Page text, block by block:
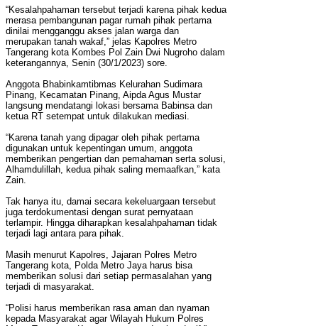
“Kesalahpahaman tersebut terjadi karena pihak kedua
merasa pembangunan pagar rumah pihak pertama
dinilai mengganggu akses jalan warga dan
merupakan tanah wakaf,” jelas Kapolres Metro
Tangerang kota Kombes Pol Zain Dwi Nugroho dalam
keterangannya, Senin (30/1/2023) sore.
Anggota Bhabinkamtibmas Kelurahan Sudimara
Pinang, Kecamatan Pinang, Aipda Agus Mustar
langsung mendatangi lokasi bersama Babinsa dan
ketua RT setempat untuk dilakukan mediasi.
“Karena tanah yang dipagar oleh pihak pertama
digunakan untuk kepentingan umum, anggota
memberikan pengertian dan pemahaman serta solusi,
Alhamdulillah, kedua pihak saling memaafkan,” kata
Zain.
Tak hanya itu, damai secara kekeluargaan tersebut
juga terdokumentasi dengan surat pernyataan
terlampir. Hingga diharapkan kesalahpahaman tidak
terjadi lagi antara para pihak.
Masih menurut Kapolres, Jajaran Polres Metro
Tangerang kota, Polda Metro Jaya harus bisa
memberikan solusi dari setiap permasalahan yang
terjadi di masyarakat.
“Polisi harus memberikan rasa aman dan nyaman
kepada Masyarakat agar Wilayah Hukum Polres